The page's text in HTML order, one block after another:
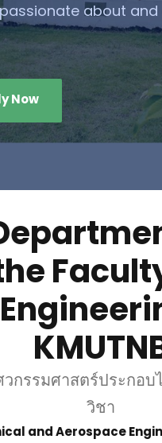
passionate about
Now
กรรมศาสตร์ประกอบ
วิชา
and Aerospace